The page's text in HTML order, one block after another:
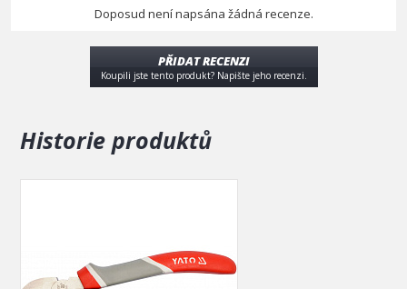
Doposud není napsána žádná recenze.
PŘIDAT RECENZI
Koupili jste tento produkt? Napište jeho recenzi.
Historie produktů